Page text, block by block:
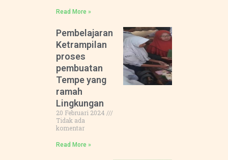
Read More »
Pembelajaran
Ketrampilan
proses
pembuatan
Tempe yang
ramah
Lingkungan
20 Februari 2024
Tidak ada
komentar
Read More »